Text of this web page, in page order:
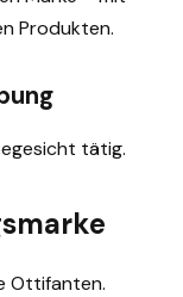
Produkten.
tätig.
Ottifanten.